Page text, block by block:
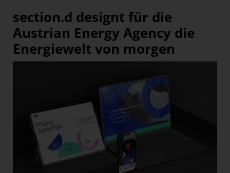
section.d designt für die
Austrian Energy Agency die
Energiewelt von morgen